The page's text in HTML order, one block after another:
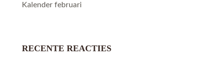
Kalender februari
RECENTE REACTIES